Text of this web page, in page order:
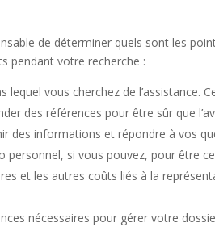
de déterminer quels sont les
pendant votre recherche :
vous cherchez de l’assistance.
des références pour être sûr que
informations et répondre à vos
si vous pouvez, pour être
et les autres coûts liés à la
nécessaires pour gérer votre